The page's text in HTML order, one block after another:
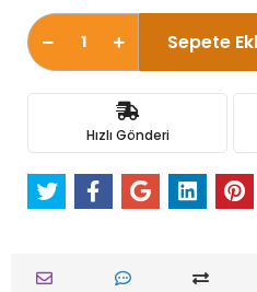
Sepete
Hızlı Gönderi